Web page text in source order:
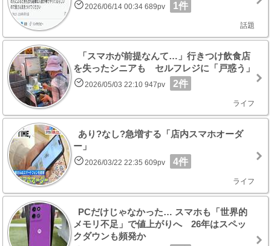
2026/06/14 00:34 689pv 1件
話題
「スマホが前提なんて…」行きつけ飲食店
を失ったシニアも セルフレジに「戸惑う」
2026/05/03 22:10 947pv 2件
ライフ
あり?なし?急増する「店内スマホオーダ
ー」
2026/03/22 22:35 609pv 4件
ライフ
PCだけじゃなかった… スマホも「世界的
メモリ不足」で値上がりへ 26年はスペッ
クダウンも頻発か